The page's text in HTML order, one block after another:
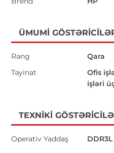
ÜMUMI
Rəng
Qara
Təyinat
Ofis
işləri
TEXNIKI
Operativ Yaddaş